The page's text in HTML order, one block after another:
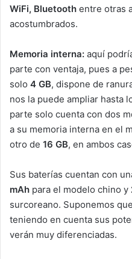
WiFi, Bluetooth entre otras
acostumbrados.
Memoria interna: aquí
parte con ventaja, pues a
solo 4 GB, dispone de
nos la puede ampliar hasta
parte solo cuenta con dos
a su memoria interna en el
otro de 16 GB, en ambos
Sus baterías cuentan con
mAh para el modelo chino y
surcoreano. Suponemos
teniendo en cuenta sus
verán muy diferenciadas.